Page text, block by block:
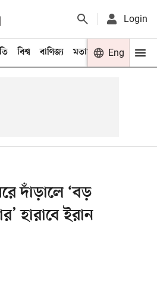
Login
বিশ্ব বাণিজ্য মতামত খেলা
Eng
দাঁড়ালে ‘বড়
হারাবে ইরান